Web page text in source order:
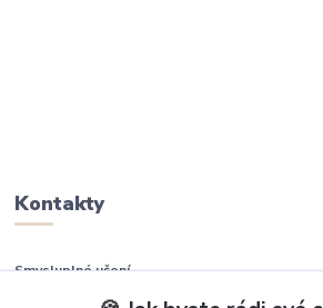
Kontakty
Smysluplné učení